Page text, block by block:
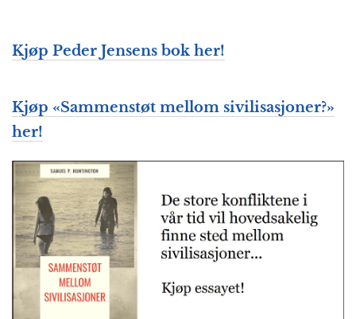
Kjøp Peder Jensens bok her!
Kjøp «Sammenstøt mellom sivilisasjoner?»
her!